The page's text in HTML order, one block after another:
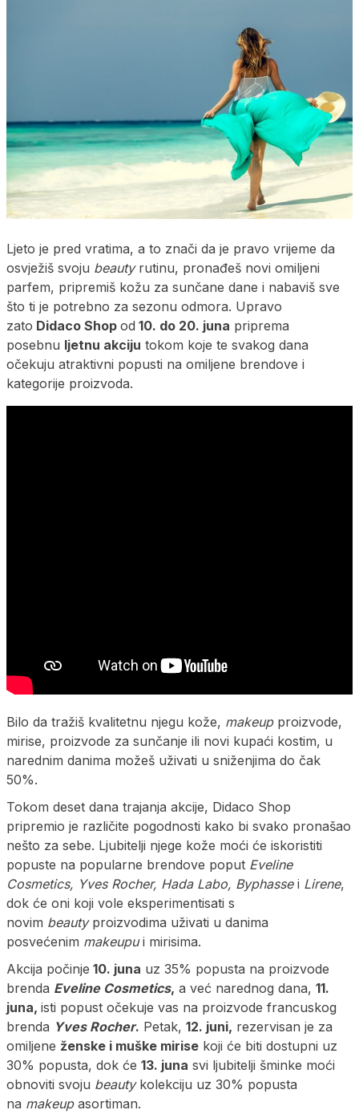
Ljeto je pred vratima, a to znači da je pravo vrijeme da
osvježiš svoju beautyrutinu, pronađeš novi omiljeni
parfem, pripremiš kožu za sunčane dane i nabaviš sve
što ti je potrebno za sezonu odmora. Upravo
zato Didaco Shop od 10. do 20. juna priprema
posebnu ljetnu akciju tokom koje te svakog dana
očekuju atraktivni popusti na omiljene brendove i
kategorije proizvoda.
Bilo da tražiš kvalitetnu njegu kože, makeupproizvode,
mirise, proizvode za sunčanje ili novi kupaći kostim, u
narednim danima možeš uživati u sniženjima do čak
50%.
Tokom deset dana trajanja akcije, Didaco Shop
pripremio je različite pogodnosti kako bi svako pronašao
nešto za sebe. Ljubitelji njege kože moći će iskoristiti
popuste na popularne brendove poput Eveline
Cosmetics, Yves Rocher, Hada Labo, Byphasse i Lirene,
dok će oni koji vole eksperimentisati s
novim beautyproizvodima uživati u danima
posvećenim makeupui mirisima.
Akcija počinje 10. juna uz 35% popusta na proizvode
brenda Eveline Cosmetics, a već narednog dana, 11.
juna, isti popust očekuje vas na proizvode francuskog
brenda Yves Rocher. Petak, 12. juni, rezervisan je za
omiljene ženske i muške mirise koji će biti dostupni uz
30% popusta, dok će 13. juna svi ljubitelji šminke moći
obnoviti svoju beautykolekciju uz 30% popusta
na makeupasortiman.